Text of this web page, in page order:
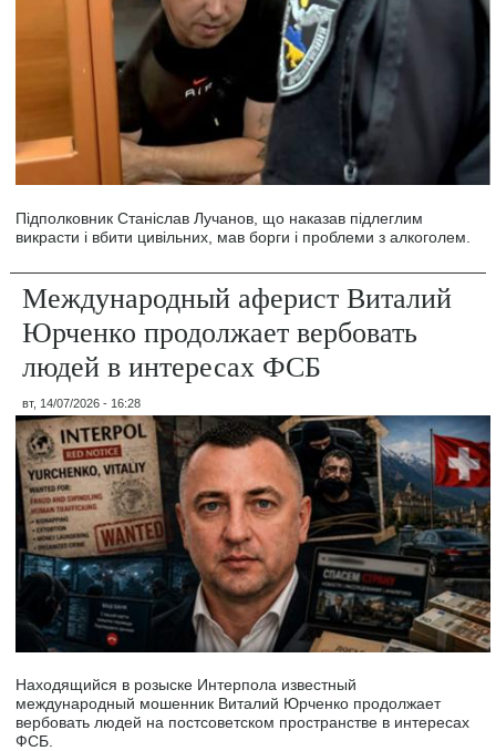
Підполковник Станіслав Лучанов, що наказав підлеглим
викрасти і вбити цивільних, мав борги і проблеми з алкоголем.
Международный аферист Виталий
Юрченко продолжает вербовать
людей в интересах ФСБ
вт, 14/07/2026 - 16:28
Находящийся в розыске Интерпола известный
международный мошенник Виталий Юрченко продолжает
вербовать людей на постсоветском пространстве в интересах
ФСБ.